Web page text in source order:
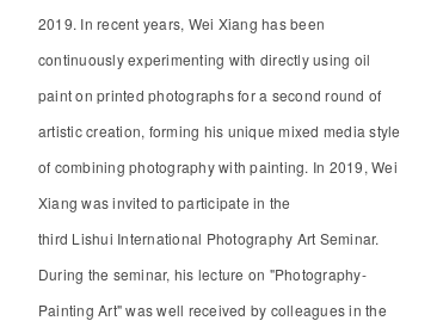
2019. In recent years, Wei Xiang has been
continuously experimenting with directly using oil
paint on printed photographs for a second round of
artistic creation, forming his unique mixed media style
of combining photography with painting. In 2019, Wei
Xiang was invited to participate in the
third Lishui International Photography Art Seminar.
During the seminar, his lecture on "Photography-
Painting Art" was well received by colleagues in the